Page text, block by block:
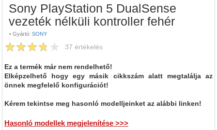
Sony PlayStation 5 DualSense
vezeték nélküli kontroller fehér
• Gyártó: SONY
37 értékelés
Ez a termék már nem rendelhető!
Elképzelhető hogy egy másik cikkszám alatt megtalálja az
önnek megfelelő konfigurációt!
Kérem tekintse meg hasonló modelljeinket az alábbi linken!
Hasonló modellek megjelenítése >>>